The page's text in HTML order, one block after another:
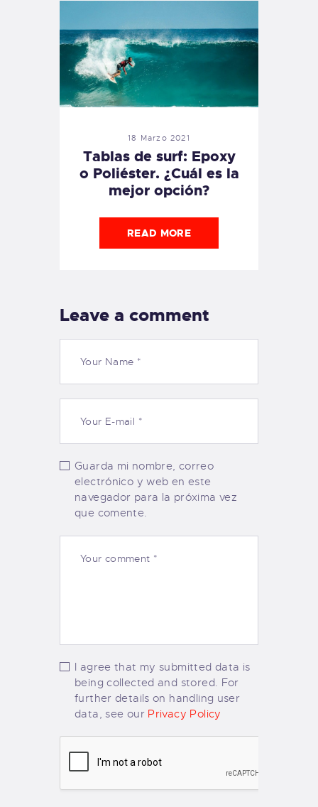
18 Marzo 2021
Tablas de surf: Epoxy
o Poliéster. ¿Cuál es la
mejor opción?
READ MORE
Leave a comment
Guarda mi nombre, correo
electrónico y web en este
navegador para la próxima vez
que comente.
I agree that my submitted data is
being collected and stored. For
further details on handling user
data, see our Privacy Policy